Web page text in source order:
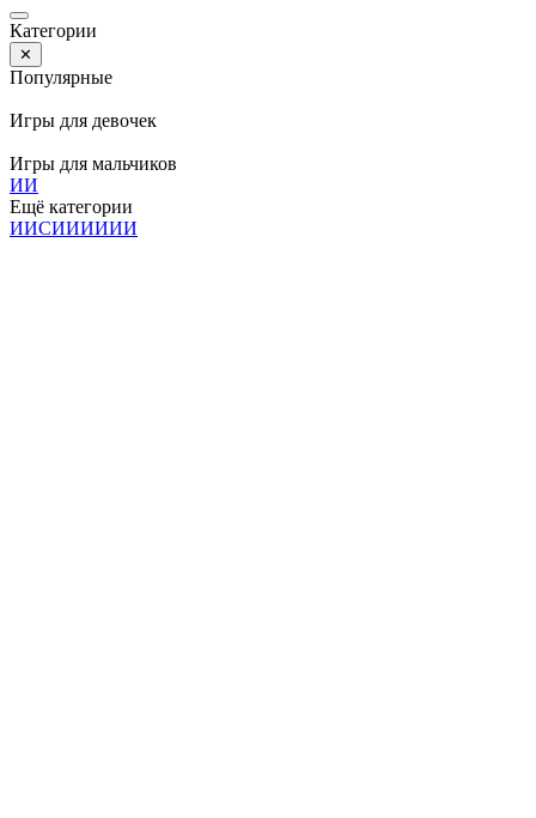
Категории
✕
Популярные
Игры для девочек
Игры для мальчиков
ИИ
Ещё категории
ИИСИИИИИИ